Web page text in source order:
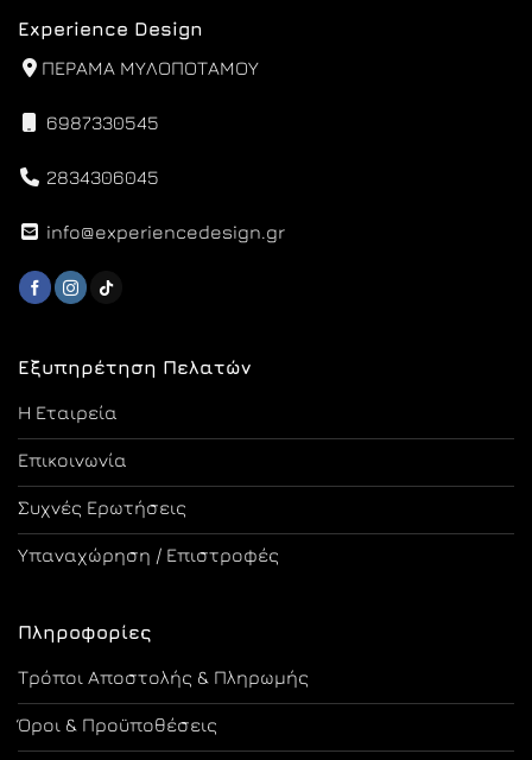
Εξυπηρέτηση Πελατών
Η Εταιρεία
Επικοινωνία
Συχνές Ερωτήσεις
Υπαναχώρηση / Επιστροφές
Πληροφορίες
Τρόποι Αποστολής & Πληρωμής
Όροι & Προϋποθέσεις
Experience Design
ΠΕΡΑΜΑ ΜΥΛΟΠΟΤΑΜΟΥ
6987330545
2834306045
info@experiencedesign.gr